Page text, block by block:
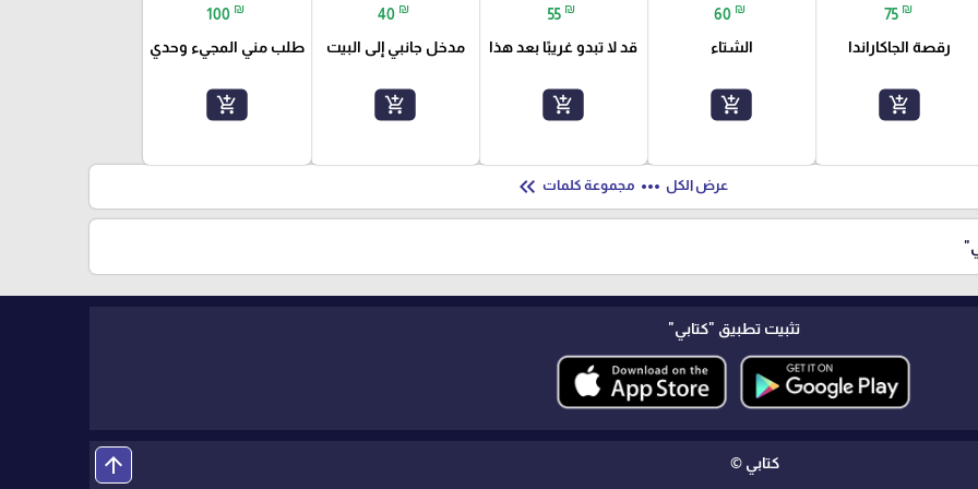
75 ₪
رقصة الجاكاراندا
add_shopping_cart
60 ₪
الشتاء
add_shopping_cart
55 ₪
قد لا تبدو غريبًا بعد هذا
add_shopping_cart
40 ₪
مدخل جانبي إلى البيت
add_shopping_cart
100 ₪
طلب مني المجيء وحدي
add_shopping_cart
عرض الكل more_horiz مجموعة كلمات keyboard_double_arrow_left
تثبيت تطبيق "كتابي"
كتابي © arrow_upward